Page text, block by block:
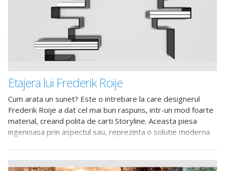
Etajera lui Frederik Roije
Cum arata un sunet? Este o intrebare la care designerul
Frederik Roije a dat cel mai bun raspuns, intr-un mod foarte
material, creand polita de carti Storyline. Aceasta piesa
ingenioasa prin aspectul sau, reprezinta o solutie moderna